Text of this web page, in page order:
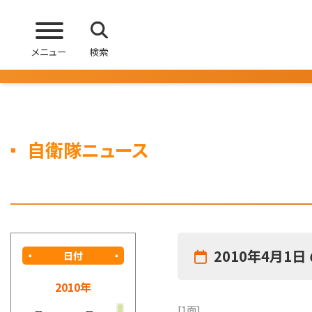
メニュー 検索
自衛隊ニュース
日付
2010年
2010年4月1日